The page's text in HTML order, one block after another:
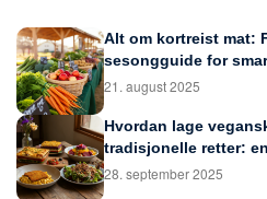
Alt om kortreist mat:
sesongguide for
21. august 2025
Hvordan lage
tradisjonelle retter:
28. september 2025